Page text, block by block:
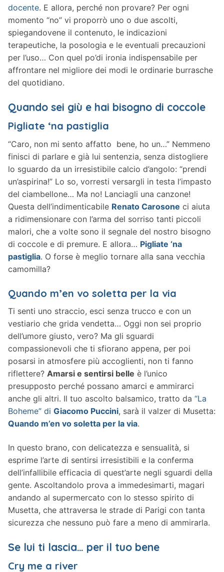
docente. E allora, perché non provare? Per ogni
momento “no” vi proporrò uno o due ascolti,
spiegandovene il contenuto, le indicazioni
terapeutiche, la posologia e le eventuali precauzioni
per l’uso… Con quel po’di ironia indispensabile per
affrontare nel migliore dei modi le ordinarie burrasche
del quotidiano.
Quando sei giù e hai bisogno di coccole
Pigliate ‘na pastiglia
“Caro, non mi sento affatto bene, ho un…” Nemmeno
finisci di parlare e già lui sentenzia, senza distogliere
lo sguardo da un irresistibile calcio d’angolo: “prendi
un’aspirina!” Lo so, vorresti versargli in testa l’impasto
del ciambellone… Ma no! Lanciagli una canzone!
Questa dell’indimenticabile Renato Carosone ci aiuta
a ridimensionare con l’arma del sorriso tanti piccoli
malori, che a volte sono il segnale del nostro bisogno
di coccole e di premure. E allora… Pigliate ‘na
pastiglia. O forse è meglio tornare alla sana vecchia
camomilla?
Quando m’en vo soletta per la via
Ti senti uno straccio, esci senza trucco e con un
vestiario che grida vendetta… Oggi non sei proprio
dell’umore giusto, vero? Ma gli sguardi
compassionevoli che ti sfiorano appena, per poi
posarsi in atmosfere più accoglienti, non ti fanno
riflettere? Amarsi e sentirsi belle è l’unico
presupposto perché possano amarci e ammirarci
anche gli altri. Il tuo ascolto balsamico, tratto da “La
Boheme” di Giacomo Puccini, sarà il valzer di Musetta:
Quando m’en vo soletta per la via.
In questo brano, con delicatezza e sensualità, si
esprime l’arte di sentirsi irresistibili e la conferma
dell’infallibile efficacia di quest’arte negli sguardi della
gente. Ascoltandolo prova a immedesimarti, magari
andando al supermercato con lo stesso spirito di
Musetta, che attraversa le strade di Parigi con tanta
sicurezza che nessuno può fare a meno di ammirarla.
Se lui ti lascia… per il tuo bene
Cry me a river